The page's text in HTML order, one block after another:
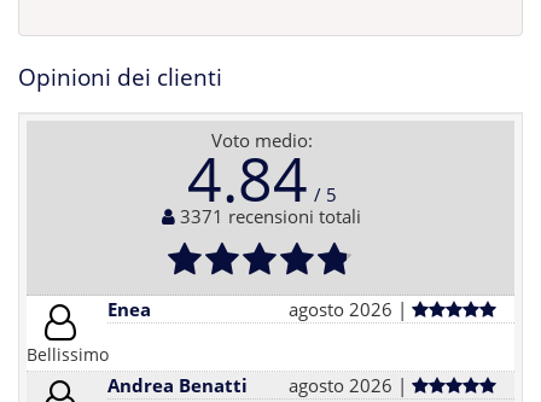
Opinioni dei clienti
Voto medio:
4.84
3371 recensioni totali
Enea agosto 2026 |
Bellissimo
Andrea Benatti agosto 2026 |